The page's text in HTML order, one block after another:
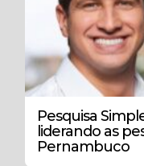
Pesquisa
liderando as
Pernambuco